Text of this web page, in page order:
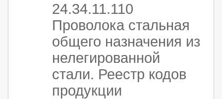
24.34.11.110
Проволока стальная
общего назначения из
нелегированной
стали. Реестр кодов
продукции